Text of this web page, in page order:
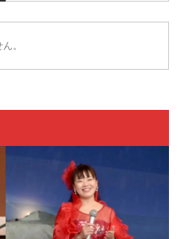
。